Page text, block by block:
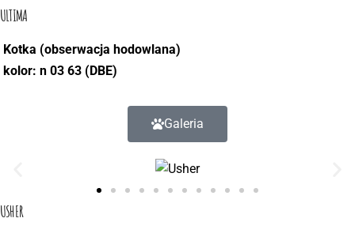
ULTIMA
Kotka (obserwacja hodowlana)
kolor: n 03 63 (DBE)
Galeria
USHER